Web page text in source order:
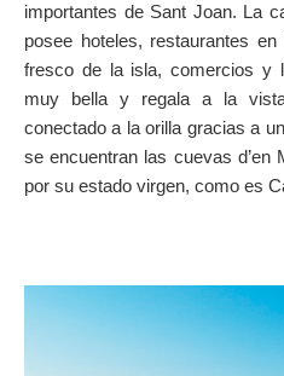
ORGANITZA EL TEU VIATGE
Dades pràctiques abans de visitar-nos
SOBRE EL MAPA
Arriba sempre a la teva destinació
importantes de Sant Joan. La
posee hoteles, restaurantes
fresco de la isla, comercios y
muy bella y regala a la
conectado a la orilla gracias a
se encuentran las cuevas
por su estado virgen, como es